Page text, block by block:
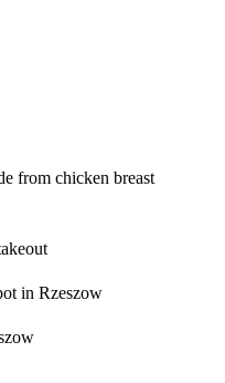
from chicken breast
in Rzeszow